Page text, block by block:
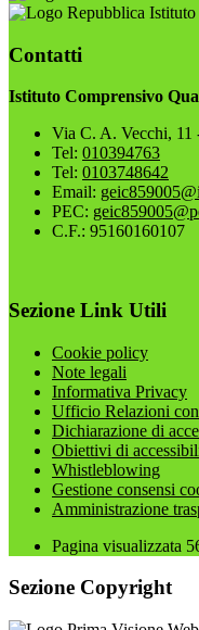
Contatti
Istituto Comprensivo
Via C. A. Vecchi, 11
Tel: 010394763
Tel: 0103748642
Email:
PEC:
C.F.: 95160160107
Sezione Link Utili
Cookie policy
Note legali
Informativa Privacy
Ufficio Relazioni
Dichiarazione di
Obiettivi di
Whistleblowing
Gestione consensi
Amministrazione
Pagina visualizzata
Sezione Copyright